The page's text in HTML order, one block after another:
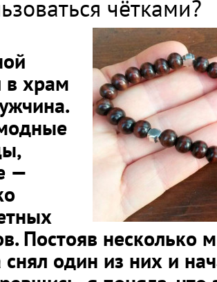
чётками?
в храм
—
Постояв несколько
один из них и